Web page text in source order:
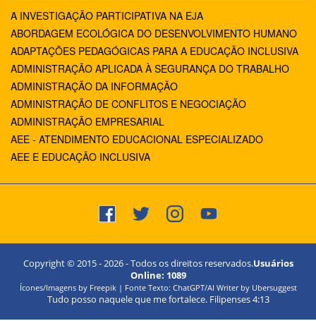
A INVESTIGAÇÃO PARTICIPATIVA NA EJA
ABORDAGEM ECOLÓGICA DO DESENVOLVIMENTO HUMANO
ADAPTAÇÕES PEDAGÓGICAS PARA A EDUCAÇÃO INCLUSIVA
ADMINISTRAÇÃO APLICADA À SEGURANÇA DO TRABALHO
ADMINISTRAÇÃO DA INFORMAÇÃO
ADMINISTRAÇÃO DE CONFLITOS E NEGOCIAÇÃO
ADMINISTRAÇÃO EMPRESARIAL
AEE - ATENDIMENTO EDUCACIONAL ESPECIALIZADO
AEE E EDUCAÇÃO INCLUSIVA
Copyright © 2015 -2026- Todos os direitos reservados.Usuários
Online: 1089
Ícones/Imagens by Freepik | Fonte Texto: ChatGPT/AI Writer by Ubersuggest
Tudo posso naquele que me fortalece. Filipenses 4:13